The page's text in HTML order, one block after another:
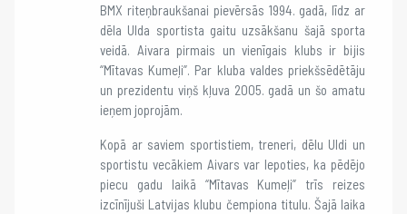
BMX riteņbraukšanai pievērsās 1994. gadā, līdz ar
dēla Ulda sportista gaitu uzsākšanu šajā sporta
veidā. Aivara pirmais un vienīgais klubs ir bijis
“Mītavas Kumeļi”. Par kluba valdes priekšsēdētāju
un prezidentu viņš kļuva 2005. gadā un šo amatu
ieņem joprojām.
Kopā ar saviem sportistiem, treneri, dēlu Uldi un
sportistu vecākiem Aivars var lepoties, ka pēdējo
piecu gadu laikā “Mītavas Kumeļi” trīs reizes
izcīnījuši Latvijas klubu čempiona titulu. Šajā laika